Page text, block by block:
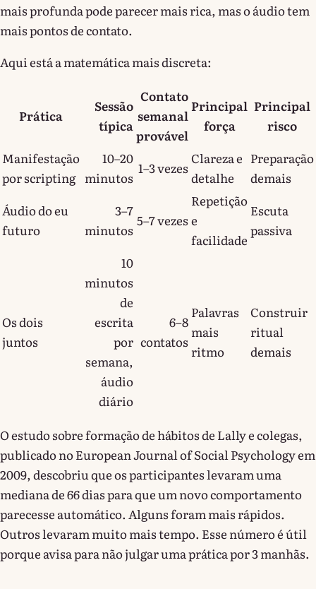
mais profunda pode parecer mais rica, mas o áudio tem
mais pontos de contato.
Aqui está a matemática mais discreta:
Prática
Sessão
típica
Contato
semanal
provável
Principal
força
Principal
risco
Manifestação
por scripting
10–20
minutos
1–3 vezes
Clareza e
detalhe
Preparação
demais
Áudio do eu
futuro
3–7
minutos
5–7 vezes
Repetição
e
facilidade
Escuta
passiva
Os dois
juntos
10
minutos
de
escrita
por
semana,
áudio
diário
6–8
contatos
Palavras
mais
ritmo
Construir
ritual
demais
O estudo sobre formação de hábitos de Lally e colegas,
publicado no European Journal of Social Psychology em
2009, descobriu que os participantes levaram uma
mediana de 66 dias para que um novo comportamento
parecesse automático. Alguns foram mais rápidos.
Outros levaram muito mais tempo. Esse número é útil
porque avisa para não julgar uma prática por 3 manhãs.